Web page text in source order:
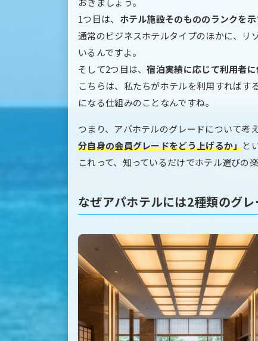
1つ目は、 ホテル施設そのもののランクを
通常のビジネスホテルタイプのほかに、リ
いるんですよ。
そして2つ目は、宿泊実績に応じて利用者
こちらは、私たちがホテルを利用すればす
になる仕組みのことなんですね。
つまり、アパホテルのグレードについて考
分自身の会員グレードをどう上げるか」と
これって、知っているだけでホテル選びの
なぜアパホテルには2種類のグ